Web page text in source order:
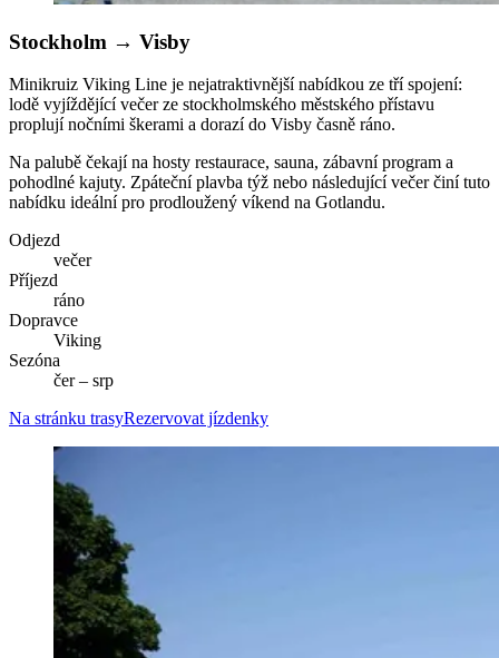
Stockholm → Visby
Minikruiz Viking Line je nejatraktivnější nabídkou ze tří spojení:
lodě vyjíždějící večer ze stockholmského městského přístavu
proplují nočními škerami a dorazí do Visby časně ráno.
Na palubě čekají na hosty restaurace, sauna, zábavní program a
pohodlné kajuty. Zpáteční plavba týž nebo následující večer činí tuto
nabídku ideální pro prodloužený víkend na Gotlandu.
Odjezd
večer
Příjezd
ráno
Dopravce
Viking
Sezóna
čer – srp
Na stránku trasyRezervovat jízdenky